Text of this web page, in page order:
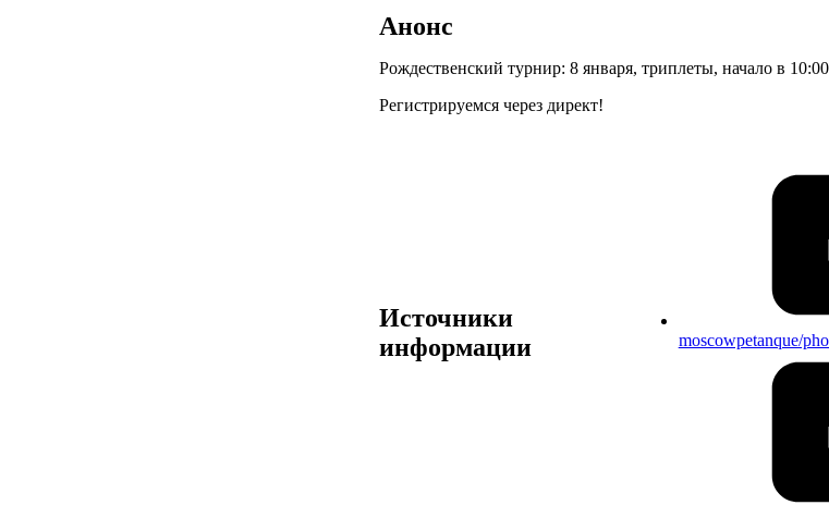
Анонс
Рождественский турнир: 8 января, триплеты, начало в
Регистрируемся через директ!
Источники
информации
moscowpetanque/